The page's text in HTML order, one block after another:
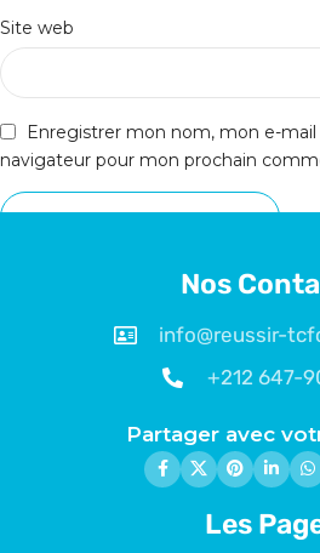
Site web
Enregistrer mon nom, mon e-
navigateur pour mon prochain
Nos
info@reussir-
+212 647-
Partager avec
Les